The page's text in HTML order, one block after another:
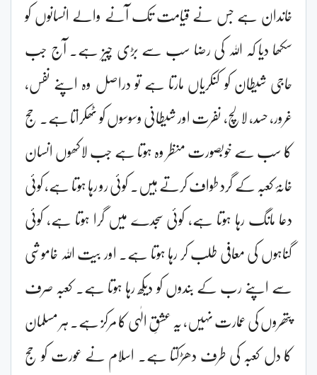
خاندان ہے جس نے قیامت تک آنے والے انسانوں کو
سکھا دیا کہ اللہ کی رضا سب سے بڑی چیز ہے۔ آج جب
حاجی شیطان کو کنکریاں مارتا ہے تو دراصل وہ اپنے نفس،
غرور، حسد، لالچ، نفرت اور شیطانی وسوسوں کو ٹھکراتا ہے۔ حج
کا سب سے خوبصورت منظر وہ ہوتا ہے جب لاکھوں انسان
خانۂ کعبہ کے گرد طواف کرتے ہیں۔ کوئی رو رہا ہوتا ہے، کوئی
دعا مانگ رہا ہوتا ہے، کوئی سجدے میں گرا ہوتا ہے، کوئی
گناہوں کی معافی طلب کر رہا ہوتا ہے۔ اور بیت اللہ خاموشی
سے اپنے رب کے بندوں کو دیکھ رہا ہوتا ہے۔ کعبہ صرف
پتھروں کی عمارت نہیں، یہ عشقِ الٰہی کا مرکز ہے۔ ہر مسلمان
کا دل کعبہ کی طرف دھڑکتا ہے۔ اسلام نے عورت کو حج